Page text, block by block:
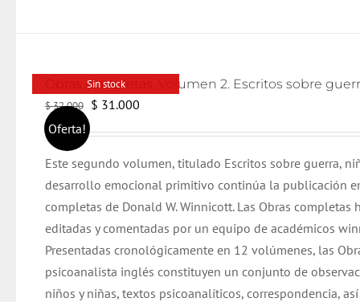
Sin stock
Oferta!
$32.000 El
precio
era:
$ 32.000.
$ 31.000El
es:
$ 31.000.
Este segundo volumen, titulado Escritos sobre guerra,
desarrollo emocional primitivo continúa la publicación
completas de Donald W. Winnicott. Las Obras completas
editadas y comentadas por un equipo de académicos
Presentadas cronológicamente en 12 volúmenes, las
psicoanalista inglés constituyen un conjunto de
niños y niñas, textos psicoanalíticos, correspondencia,